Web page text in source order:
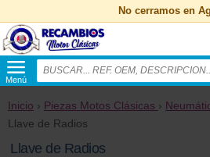
No cerramos en
Menú
Inicio › Piezas Motos Clásicas ›
Llave de Radios
Llave de Radios